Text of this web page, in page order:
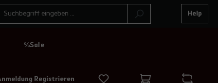
Help
%Sale
Registrieren